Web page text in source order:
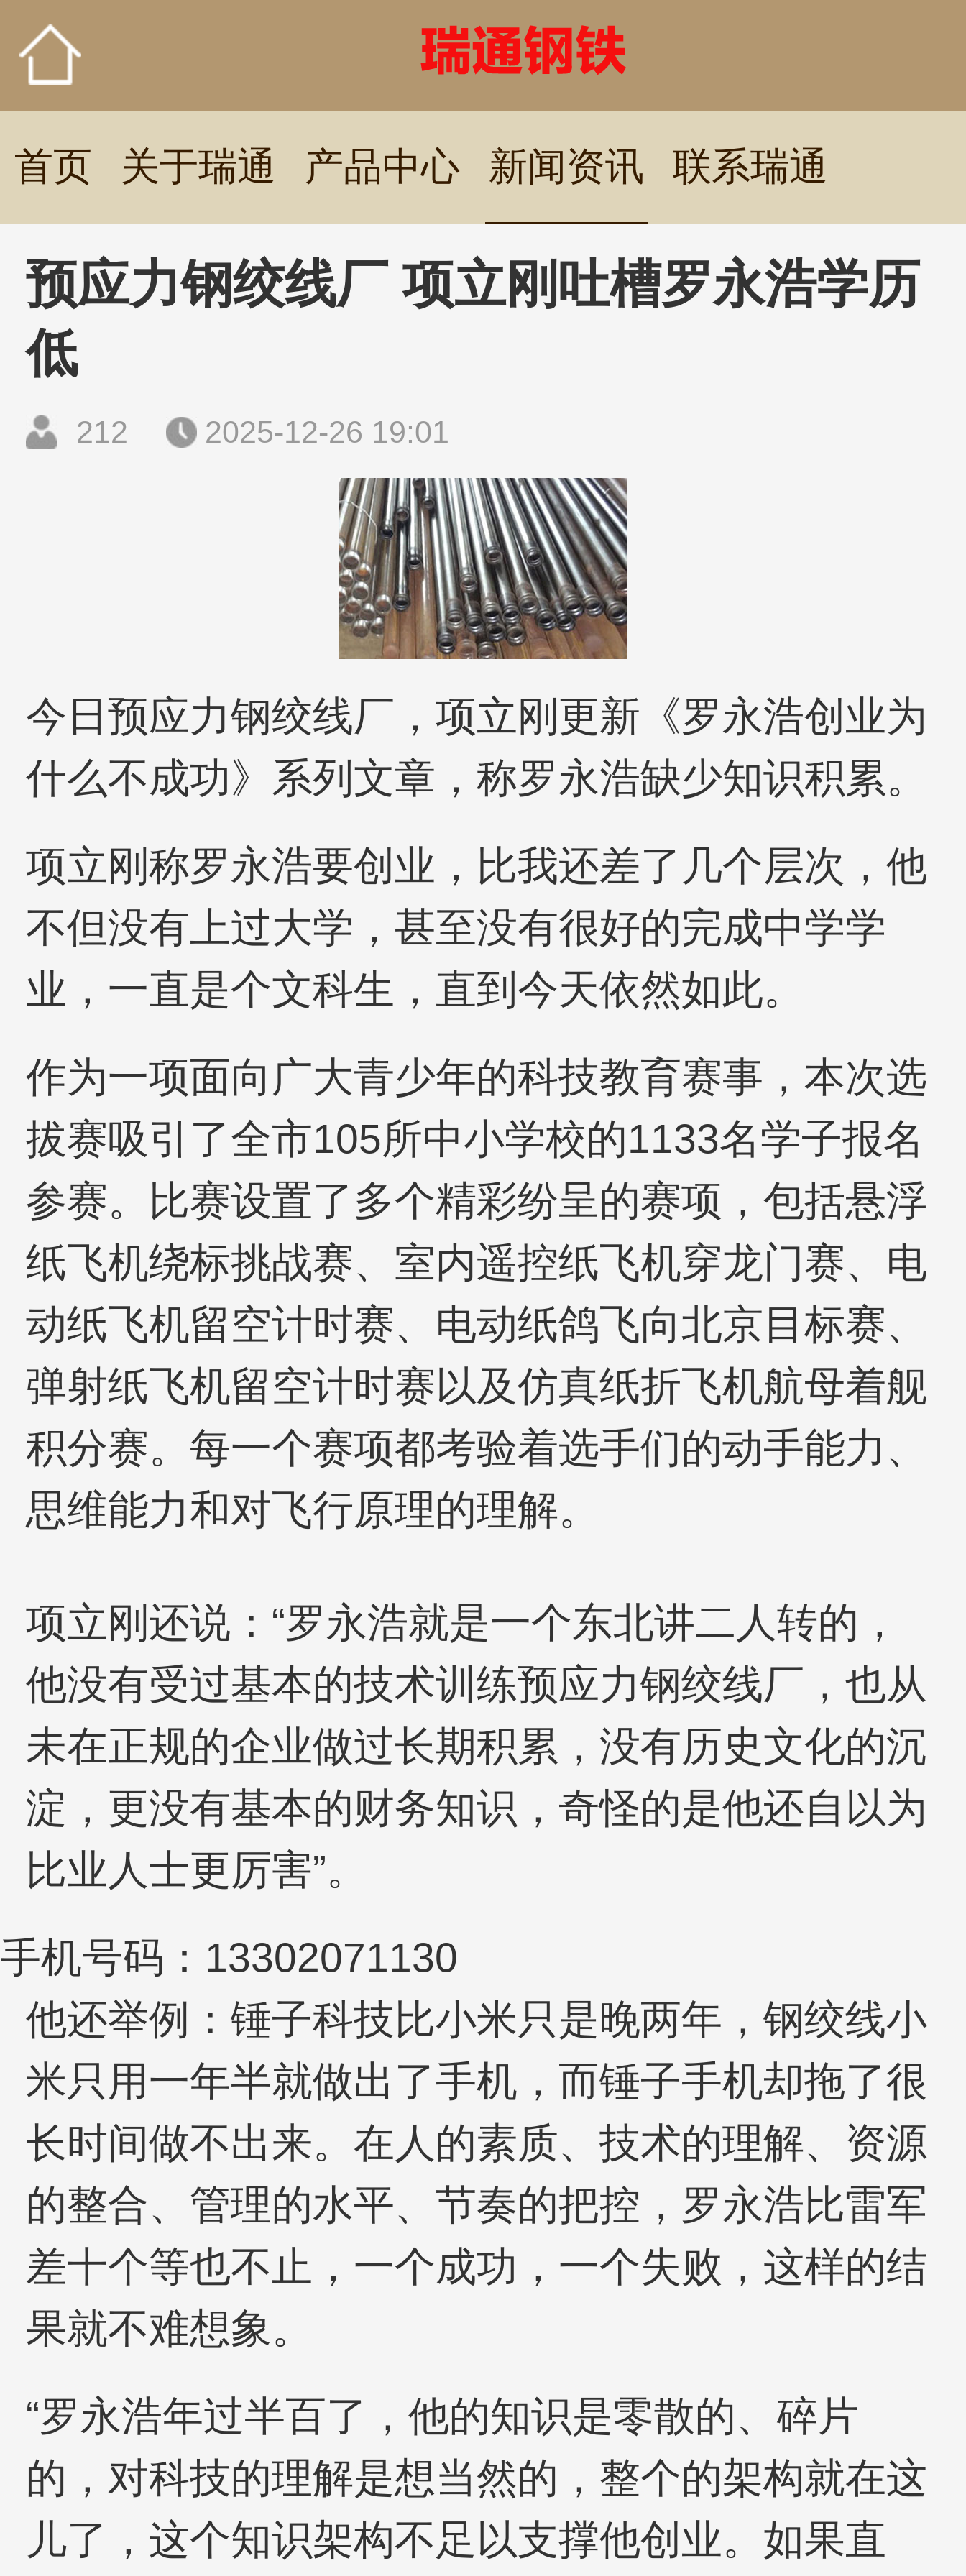
首页 关于瑞通 产品中心 新闻资讯 联系瑞通
预应力钢绞线厂 项立刚吐槽罗永浩学历
低
212 2025-12-26 19:01
今日预应力钢绞线厂，项立刚更新《罗永浩创业为
什么不成功》系列文章，称罗永浩缺少知识积累。
项立刚称罗永浩要创业，比我还差了几个层次，他
不但没有上过大学，甚至没有很好的完成中学学
业，一直是个文科生，直到今天依然如此。
作为一项面向广大青少年的科技教育赛事，本次选
拔赛吸引了全市105所中小学校的1133名学子报名
参赛。比赛设置了多个精彩纷呈的赛项，包括悬浮
纸飞机绕标挑战赛、室内遥控纸飞机穿龙门赛、电
动纸飞机留空计时赛、电动纸鸽飞向北京目标赛、
弹射纸飞机留空计时赛以及仿真纸折飞机航母着舰
积分赛。每一个赛项都考验着选手们的动手能力、
思维能力和对飞行原理的理解。
项立刚还说：“罗永浩就是一个东北讲二人转的，
他没有受过基本的技术训练预应力钢绞线厂，也从
未在正规的企业做过长期积累，没有历史文化的沉
淀，更没有基本的财务知识，奇怪的是他还自以为
比业人士更厉害”。
手机号码：13302071130
他还举例：锤子科技比小米只是晚两年， 钢绞线小
米只用一年半就做出了手机，而锤子手机却拖了很
长时间做不出来。在人的素质、技术的理解、资源
的整合、管理的水平、节奏的把控，罗永浩比雷军
差十个等也不止，一个成功，一个失败，这样的结
果就不难想象。
“罗永浩年过半百了，他的知识是零散的、碎片
的，对科技的理解是想当然的，整个的架构就在这
儿了，这个知识架构不足以支撑他创业。如果直